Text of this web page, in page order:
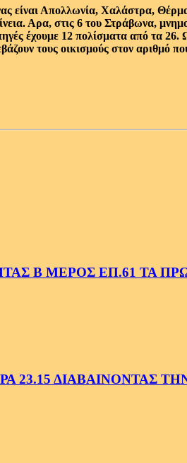
είναι Απολλωνία, Χαλάστρα,
Αρα, στις 6 του Στράβωνα,
έχουμε 12 πολίσματα από τα 26.
τους οικισμούς στον αριθμό
Β ΜΕΡΟΣ ΕΠ.61 ΤΑ
ΔΙΑΒΑΙΝΟΝΤΑΣ ΤΗΝ